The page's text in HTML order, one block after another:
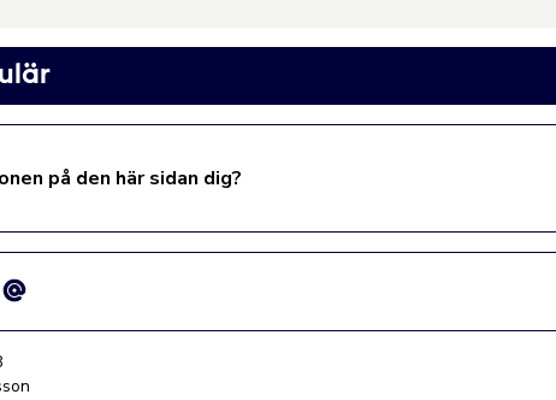
på den här sidan dig?